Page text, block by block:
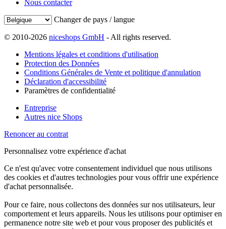
Nous contacter
Changer de pays / langue
© 2010-2026 niceshops GmbH - All rights reserved.
Mentions légales et conditions d'utilisation
Protection des Données
Conditions Générales de Vente et politique d'annulation
Déclaration d'accessibilité
Paramètres de confidentialité
Entreprise
Autres nice Shops
Renoncer au contrat
Personnalisez votre expérience d'achat
Ce n'est qu'avec votre consentement individuel que nous utilisons
des cookies et d'autres technologies pour vous offrir une expérience
d'achat personnalisée.
Pour ce faire, nous collectons des données sur nos utilisateurs, leur
comportement et leurs appareils. Nous les utilisons pour optimiser en
permanence notre site web et pour vous proposer des publicités et